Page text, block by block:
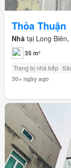
Thỏa Thuận
Nhà tại Long
35 m²
Trang bị nhà bếp
30+ ngày ago